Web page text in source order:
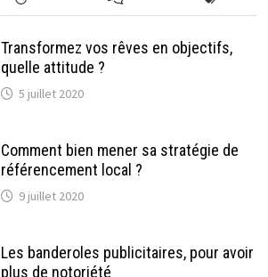
Transformez vos rêves en objectifs,
quelle attitude ?
5 juillet 2020
Comment bien mener sa stratégie de
référencement local ?
9 juillet 2020
Les banderoles publicitaires, pour avoir
plus de notoriété